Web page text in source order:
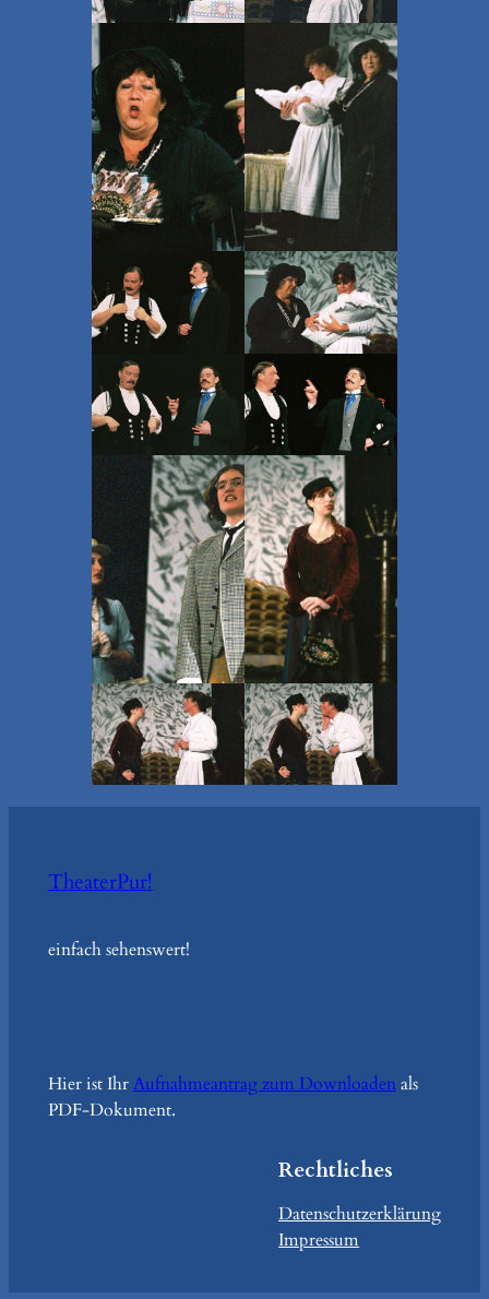
TheaterPur!
einfach sehenswert!
Hier ist IhrAufnahmeantrag zum Downloadenals
PDF-Dokument.
Rechtliches
Datenschutzerklärung
Impressum